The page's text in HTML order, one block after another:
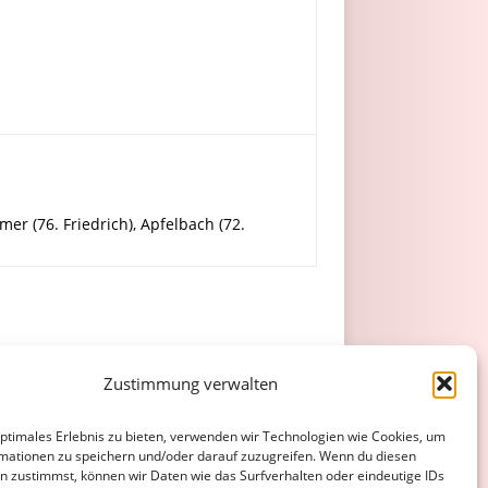
Zustimmung verwalten
Erlebnis zu bieten, verwenden wir Technologien wie Cookies, um
zu speichern und/oder darauf zuzugreifen. Wenn du diesen
zustimmst, können wir Daten wie das Surfverhalten oder eindeutige IDs
(76. Friedrich), Apfelbach (72.